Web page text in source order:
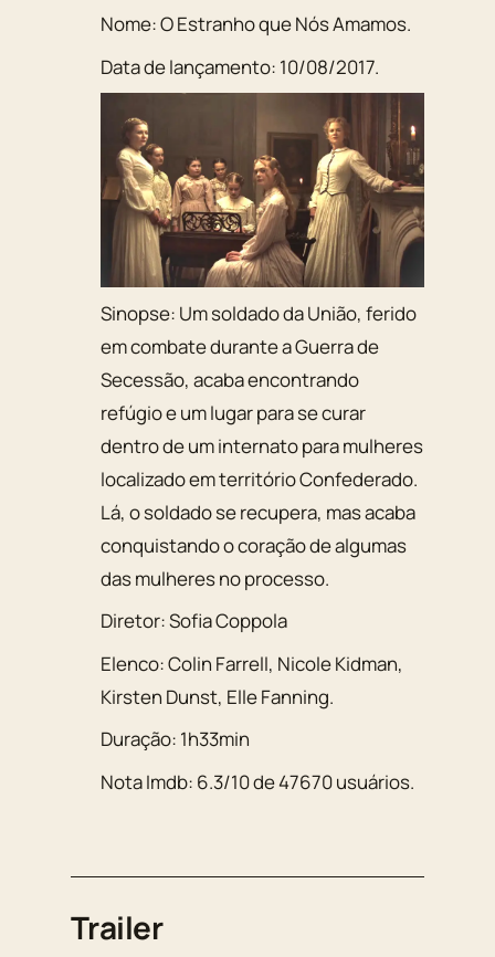
Nome:O Estranho que Nós Amamos.
Data de lançamento: 10/08/2017.
Sinopse: Um soldado da União, ferido
em combate durante a Guerra de
Secessão, acaba encontrando
refúgio e um lugar para se curar
dentro de um internato para mulheres
localizado em território Confederado.
Lá, o soldado se recupera, mas acaba
conquistando o coração de algumas
das mulheres no processo.
Diretor:Sofia Coppola
Elenco:Colin Farrell, Nicole Kidman,
Kirsten Dunst, Elle Fanning.
Duração: 1h33min
Nota Imdb: 6.3/10de47670usuários.
Trailer